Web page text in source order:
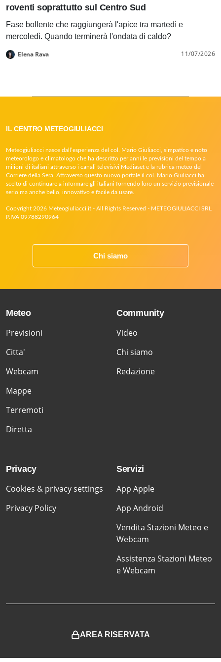
roventi soprattutto sul Centro Sud
Fase bollente che raggiungerà l'apice tra martedì e
mercoledì. Quando terminerà l'ondata di caldo?
Elena Rava 11/07/2026
IL CENTRO METEOGIULIACCI
Meteogiuliacci nasce dall’esperienza del col. Mario Giuliacci, simpatico e noto
meteorologo e climatologo che ha descritto per anni le previsioni del tempo a
milioni di italiani attraverso i canali televisivi Mediaset e la rubrica meteo del
Corriere della Sera. Attraverso questo nuovo portale il col. Mario Giuliacci ha
scelto di continuare a informare gli italiani fornendo loro un servizio previsionale
serio ma anche bello, innovativo e facile da usare.
Copyright 2026 Meteogiuliacci.it - All Rights Reserved - METEOGIULIACCI SRL
P.IVA 09788290964
Chi siamo
Meteo
Previsioni
Citta'
Webcam
Mappe
Terremoti
Diretta
Community
Video
Chi siamo
Redazione
Privacy
Cookies & privacy settings
Privacy Policy
Servizi
App Apple
App Android
Vendita Stazioni Meteo e
Webcam
Assistenza Stazioni Meteo
e Webcam
AREA RISERVATA